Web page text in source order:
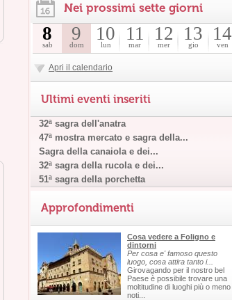
Nei prossimi sette giorni
8
sab
9
dom
10
lun
11
mar
12
mer
13
gio
14
ven
Apri il calendario
Ultimi eventi inseriti
32ª sagra dell'anatra
47ª mostra mercato e sagra della...
Sagra della canaiola e dei...
32ª sagra della rucola e dei...
51ª sagra della porchetta
Approfondimenti
Cosa vedere a Foligno e
dintorni
Per cosa e' famoso questo
luogo, cosa attira tanto i...
Girovagando per il nostro bel
Paese è possibile trovare una
moltitudine di luoghi più o meno
noti...